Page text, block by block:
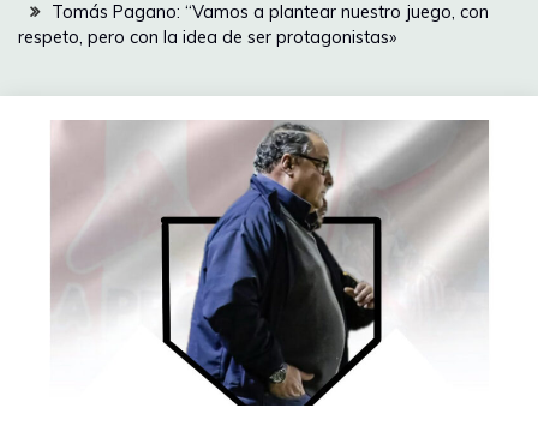
Tomás Pagano: “Vamos a plantear nuestro juego, con
respeto, pero con la idea de ser protagonistas»